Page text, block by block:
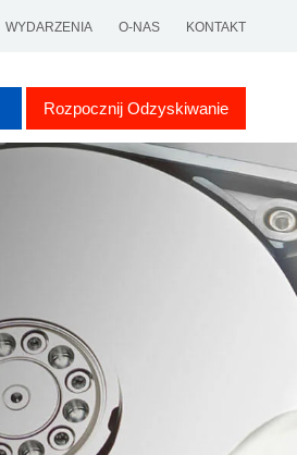
WYDARZENIA O-NAS KONTAKT
Rozpocznij Odzyskiwanie